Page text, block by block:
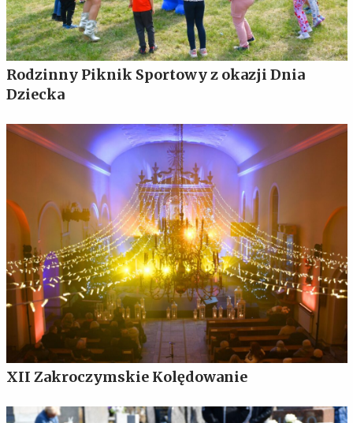
Rodzinny Piknik Sportowy z okazji Dnia
Dziecka
XII Zakroczymskie Kolędowanie